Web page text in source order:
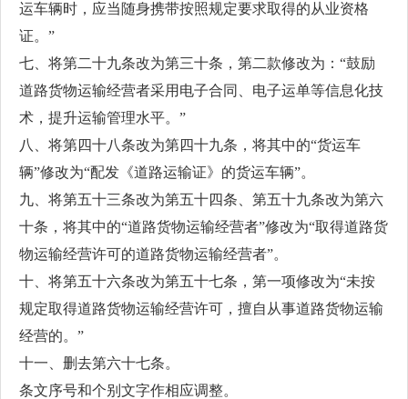
运车辆时，应当随身携带按照规定要求取得的从业资格
证。”
七、将第二十九条改为第三十条，第二款修改为：“鼓励
道路货物运输经营者采用电子合同、电子运单等信息化技
术，提升运输管理水平。”
八、将第四十八条改为第四十九条，将其中的“货运车
辆”修改为“配发《道路运输证》的货运车辆”。
九、将第五十三条改为第五十四条、第五十九条改为第六
十条，将其中的“道路货物运输经营者”修改为“取得道路货
物运输经营许可的道路货物运输经营者”。
十、将第五十六条改为第五十七条，第一项修改为“未按
规定取得道路货物运输经营许可，擅自从事道路货物运输
经营的。”
十一、删去第六十七条。
条文序号和个别文字作相应调整。